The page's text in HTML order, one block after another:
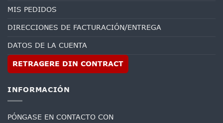
MIS PEDIDOS
DIRECCIONES DE FACTURACIÓN/ENTREGA
DATOS DE LA CUENTA
RETRAGERE DIN CONTRACT
INFORMACIÓN
PÓNGASE EN CONTACTO CON